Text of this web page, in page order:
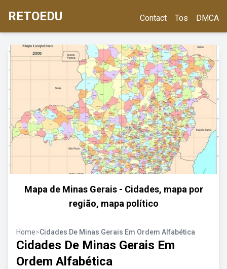
RETOEDU Contact Tos DMCA
Mapa de Minas Gerais - Cidades, mapa por
região, mapa político
Home>Cidades De Minas Gerais Em Ordem Alfabética
Cidades De Minas Gerais Em
Ordem Alfabética